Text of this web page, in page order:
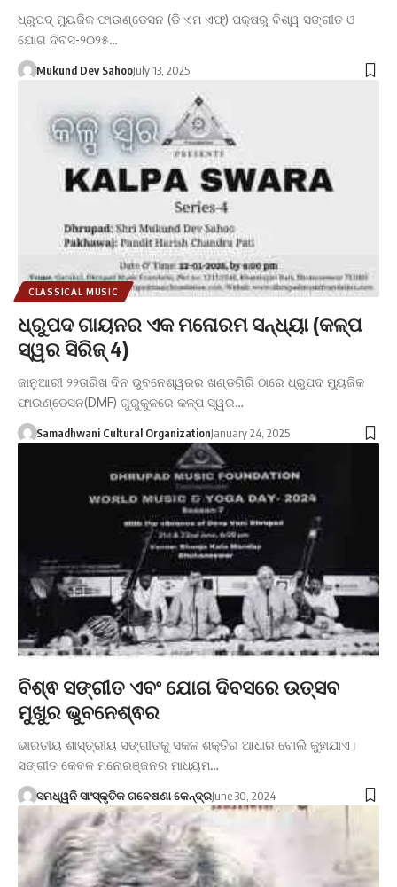
ଧ୍ରୁପଦ୍ ମ୍ୟୁଜିକ ଫାଉଣ୍ଡେସନ (ଡି ଏମ ଏଫ୍) ପକ୍ଷରୁ ବିଶ୍ୱ ସଙ୍ଗୀତ ଓ
ଯୋଗ ଦିବସ-୨୦୨୫…
Mukund Dev SahooJuly 13, 2025
CLASSICAL MUSIC
ଧ୍ରୁପଦ ଗାୟନର ଏକ ମନୋରମ ସନ୍ଧ୍ୟା (କଳ୍ପ
ସ୍ୱର ସିରିଜ୍ 4)
ଜାନୁଆରୀ ୨୨ତାରିଖ ଦିନ ଭୁବନେଶ୍ୱରର ଖଣ୍ଡଗିରି ଠାରେ ଧ୍ରୁପଦ ମ୍ୟୁଜିକ
ଫାଉଣ୍ଡେସନ(DMF) ଗୁରୁକୁଳରେ କଳ୍ପ ସ୍ୱର…
Samadhwani Cultural OrganizationJanuary 24, 2025
ବିଶ୍ଵ ସଙ୍ଗୀତ ଏବଂ ଯୋଗ ଦିବସରେ ଉତ୍ସବ
ମୁଖୁର ଭୁବନେଶ୍ଵର
ଭାରତୀୟ ଶାସ୍ତ୍ରୀୟ ସଙ୍ଗୀତକୁ ସକଳ ଶକ୍ତିର ଆଧାର ବୋଲି କୁହାଯାଏ।
ସଙ୍ଗୀତ କେବଳ ମନୋରଞ୍ଜନର ମାଧ୍ୟମ…
ସମଧ୍ୱନି ସାଂସ୍କୃତିକ ଗବେଷଣା କେନ୍ଦ୍ରJune 30, 2024